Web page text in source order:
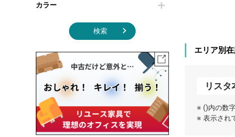
カラー
検索
エリア別
リス
※ ()内の数
※ 表示され